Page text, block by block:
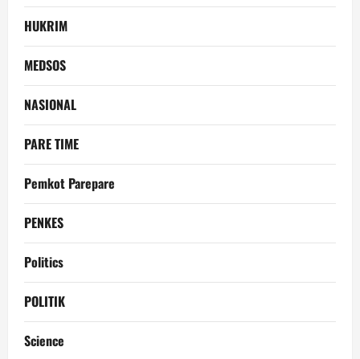
HUKRIM
MEDSOS
NASIONAL
PARE TIME
Pemkot Parepare
PENKES
Politics
POLITIK
Science